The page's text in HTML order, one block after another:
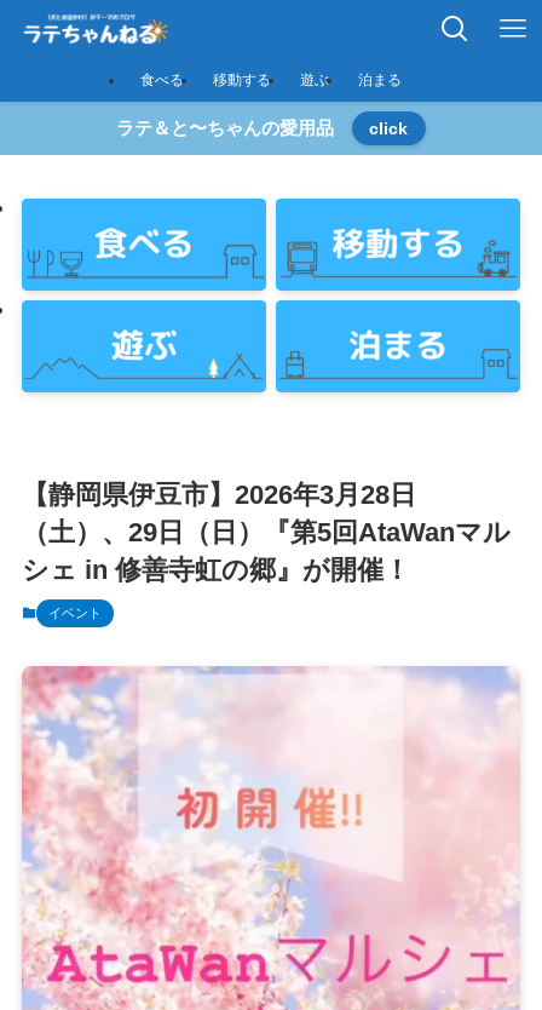
食べる 移動する 遊ぶ 泊まる
ラテ＆と〜ちゃんの愛用品 click
【静岡県伊豆市】2026年3月28日
（土）、29日（日）『第5回AtaWanマル
シェ in 修善寺虹の郷』が開催！
イベント